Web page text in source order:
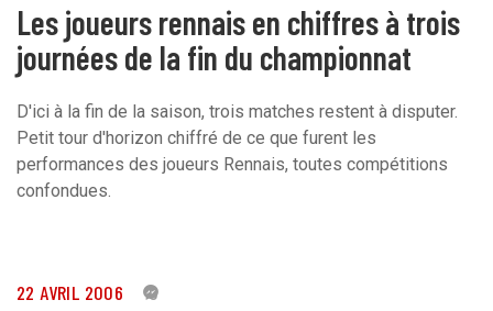
Les joueurs rennais en chiffres à trois
journées de la fin du championnat
D'ici à la fin de la saison, trois matches restent à disputer.
Petit tour d'horizon chiffré de ce que furent les
performances des joueurs Rennais, toutes compétitions
confondues.
22 AVRIL 2006 0